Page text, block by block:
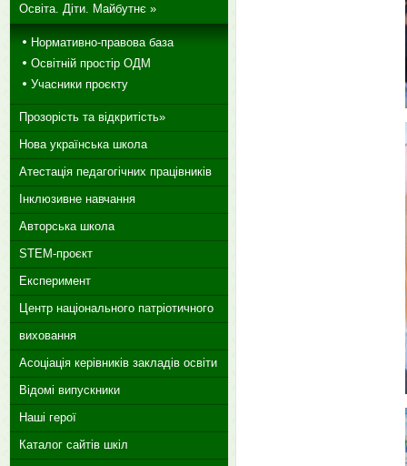
Освіта. Діти. Майбутнє »
Нормативно-правова база
Освітній простір ОДМ
Учасники проєкту
Прозорість та відкритість»
Нова українська школа
Атестація педагогічних працівників
Інклюзивне навчання
Авторська школа
STEM-проєкт
Експеримент
Центр національного патріотичного
виховання
Асоціація керівників закладів освіти
Відомі випускники
Наші герої
Каталог сайтів шкіл